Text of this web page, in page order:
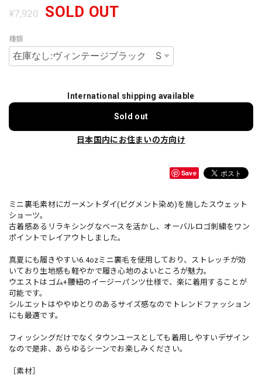
¥7,920 SOLD OUT
種類
International shipping available
Sold out
日本国内にお住まいの方向け
Save
ミニ裏毛素材にガーメントダイ(ピグメント染め)を施したスウェット
ショーツ。
古着感あるリラキシングなベースを活かし、オーバルロゴ刺繍をワン
ポイントでレイアウトしました。
真夏にも履きやすい6.4ozミニ裏毛を使用しており、ストレッチが効
いており生地感も軽やかで履き心地のよいところが魅力。
ウエストはゴム+腰紐のイージーパンツ仕様で、楽に着用することが
可能です。
シルエットはややゆとりのあるサイズ感なのでトレンドファッション
にも最適です。
フィッシングだけでなくタウンユースとしても着用しやすいデザイン
なので是非、あらゆるシーンでお楽しみください。
［素材］